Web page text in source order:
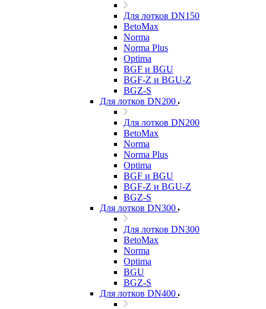
Для лотков DN150
BetoMax
Norma
Norma Plus
Optima
BGF и BGU
BGF-Z и BGU-Z
BGZ-S
Для лотков DN200
Для лотков DN200
BetoMax
Norma
Norma Plus
Optima
BGF и BGU
BGF-Z и BGU-Z
BGZ-S
Для лотков DN300
Для лотков DN300
BetoMax
Norma
Optima
BGU
BGZ-S
Для лотков DN400